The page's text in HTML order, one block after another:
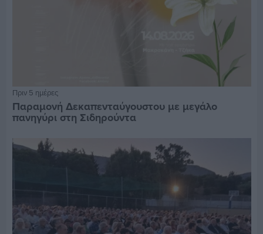
Πριν 5 ημέρες
Παραμονή Δεκαπενταύγουστου με μεγάλο
πανηγύρι στη Σιδηρούντα